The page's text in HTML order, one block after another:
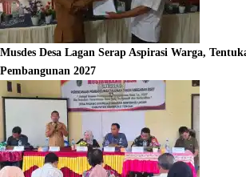
Musdes Desa Lagan Serap Aspirasi Warga,
Pembangunan 2027